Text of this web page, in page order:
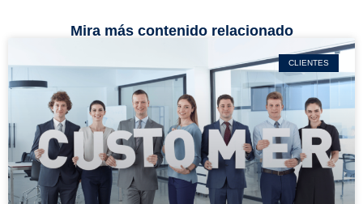
Mira más contenido relacionado
CLIENTES